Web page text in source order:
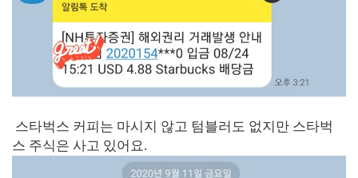
스타벅스 커피는 마시지 않고 텀블러도 없지만 스타벅
스 주식은 사고 있어요.